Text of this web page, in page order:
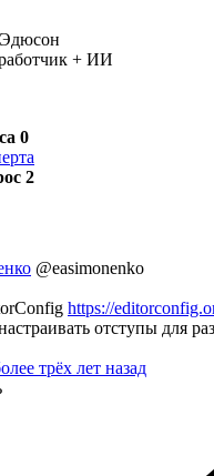
+ ИИ
0
2
@easimonenko
https://
отступы для
трёх лет назад